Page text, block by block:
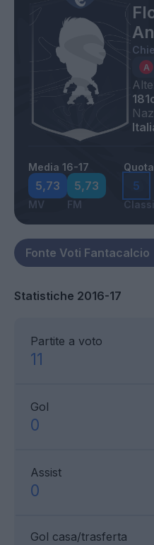
Media 16-17
5,73
MV
5,73
FM
5
Statistiche 2016-17
Partite a voto
11
Gol
0
Assist
0
Gol casa/trasferta